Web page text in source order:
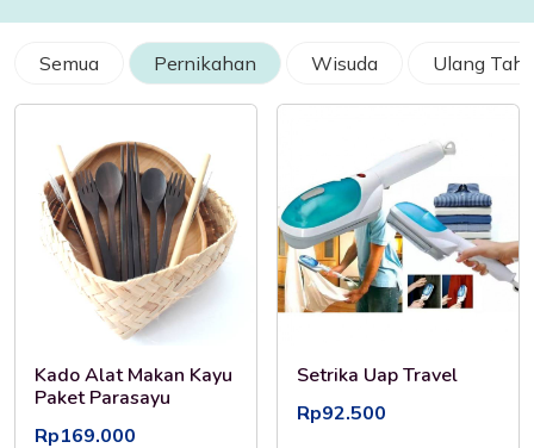
Semua Pernikahan Wisuda Ulang
Kado Alat Makan Kayu
Paket Parasayu
Rp169.000
Setrika Uap Travel
Rp92.500